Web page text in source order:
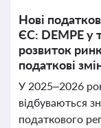
Нові
ЄС: DEMPE у
розвиток
податкові
У 2025–2026
відбуваються
податкового